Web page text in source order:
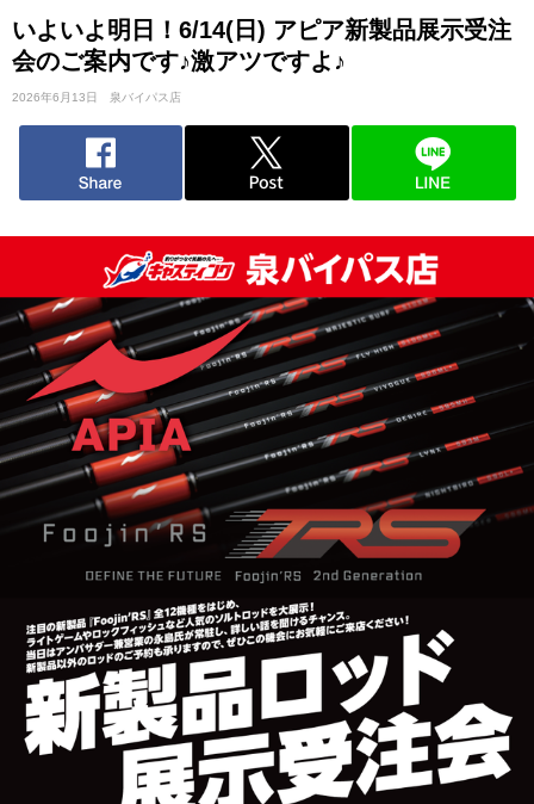
いよいよ明日！6/14(日) アピア新製品展示受注
会のご案内です♪激アツですよ♪
2026年6月13日 泉バイパス店